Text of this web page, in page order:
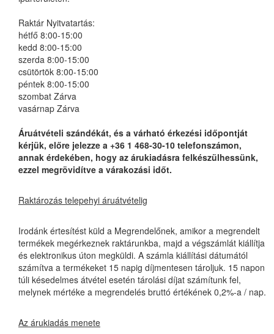
Raktár Nyitvatartás:
hétfő 8:00-15:00
kedd 8:00-15:00
szerda 8:00-15:00
csütörtök 8:00-15:00
péntek 8:00-15:00
szombat Zárva
vasárnap Zárva
Áruátvételi szándékát, és a várható érkezési időpontját
kérjük, előre jelezze a +36 1 468-30-10 telefonszámon,
annak érdekében, hogy az árukiadásra felkészülhessünk,
ezzel megrövidítve a várakozási időt.
Raktározás telepehyi áruátvételig
Irodánk értesítést küld a Megrendelőnek, amikor a megrendelt
termékek megérkeznek raktárunkba, majd a végszámlát kiállítja
és elektronikus úton megküldi. A számla kiállítási dátumától
számítva a termékeket 15 napig díjmentesen tároljuk. 15 napon
túli késedelmes átvétel esetén tárolási díjat számítunk fel,
melynek mértéke a megrendelés bruttó értékének 0,2%-a / nap.
Az árukiadás menete